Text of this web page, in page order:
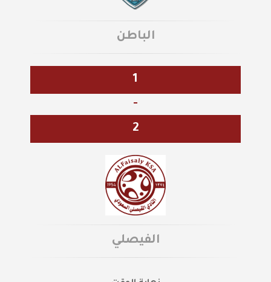
الباطن
1
-
2
الفيصلي